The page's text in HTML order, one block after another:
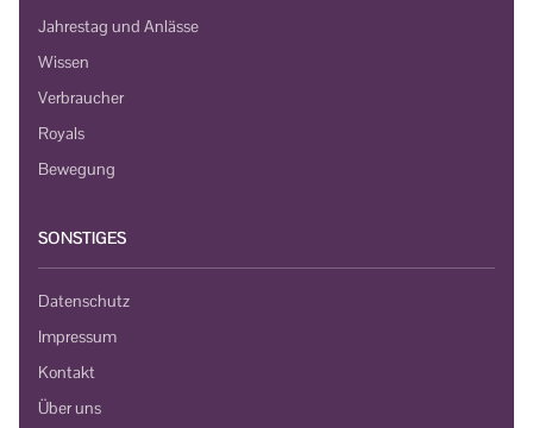
Jahrestag und Anlässe
Wissen
Verbraucher
Royals
Bewegung
SONSTIGES
Datenschutz
Impressum
Kontakt
Über uns